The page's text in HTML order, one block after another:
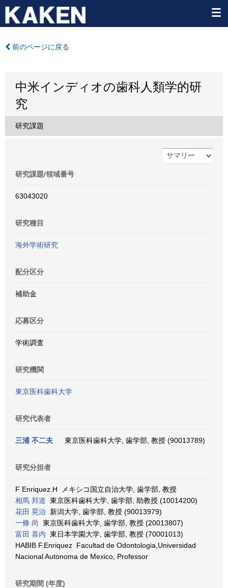
前のページに戻る
中米インディオの歯科人類学的研
究
研究課題
研究課題/領域番号
63043020
研究種目
海外学術研究
配分区分
補助金
応募区分
学術調査
研究機関
東京医科歯科大学
研究代表者
三浦 不二夫 東京医科歯科大学, 歯学部, 教授 (90013789)
研究分担者
F Enriquez.H メキシコ国立自治大学, 歯学部, 教授
相馬 邦道 東京医科歯科大学, 歯学部, 助教授 (10014200)
花田 晃治 新潟大学, 歯学部, 教授 (90013979)
一條 尚
東京医科歯科大学, 歯学部, 教授 (20013807)
富田 喜内 東日本学園大学, 歯学部, 教授 (70001013)
HABIB F.Enriquez Facultad de Odontologia,Universidad
Nacional Autonoma de Mexico, Professor
研究期間 (年度)